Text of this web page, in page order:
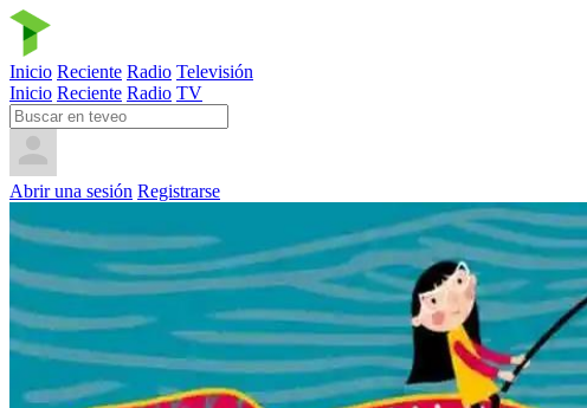
Inicio Reciente Radio Televisión
Inicio Reciente Radio TV
Abrir una sesión Registrarse